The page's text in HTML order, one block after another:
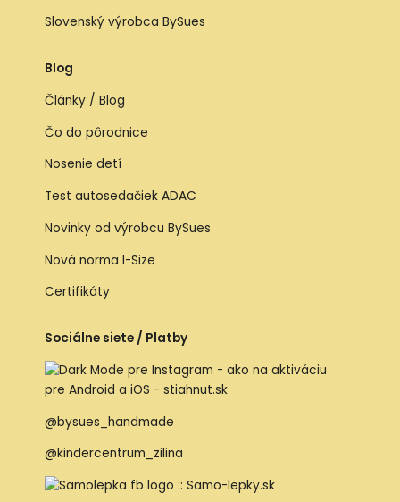
Slovenský výrobca BySues
Blog
Články / Blog
Čo do pôrodnice
Nosenie detí
Test autosedačiek ADAC
Novinky od výrobcu BySues
Nová norma I-Size
Certifikáty
Sociálne siete / Platby
@bysues_handmade
@kindercentrum_zilina